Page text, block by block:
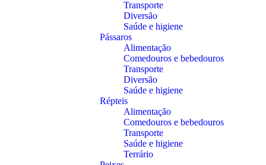
Transporte
Diversão
Saúde e higiene
Pássaros
Alimentação
Comedouros e bebedouros
Transporte
Diversão
Saúde e higiene
Répteis
Alimentação
Comedouros e bebedouros
Transporte
Saúde e higiene
Terrário